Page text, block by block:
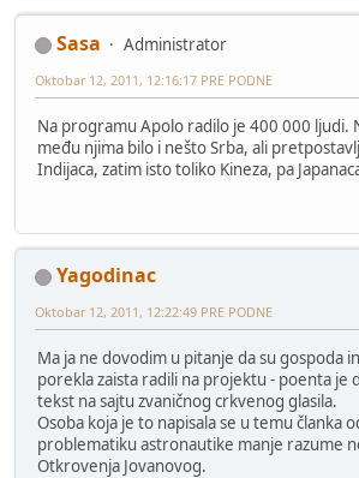
Sasa
Administrator
Oktobar 12, 2011, 12:16:17 PRE PODNE
Na programu Apolo radilo je 400 000 ljudi.
među njima bilo i nešto Srba, ali
Indijaca, zatim isto toliko Kineza, pa
Yagodinac
Oktobar 12, 2011, 12:22:49 PRE PODNE
Ma ja ne dovodim u pitanje da su gospoda
porekla zaista radili na projektu - poenta je
tekst na sajtu zvaničnog crkvenog glasila.
Osoba koja je to napisala se u temu članka
problematiku astronautike manje razume
Otkrovenja Jovanovog.